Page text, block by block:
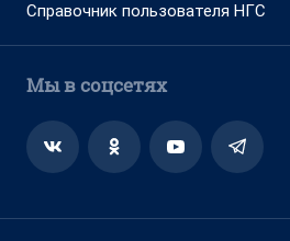
Справочник пользователя НГС
Мы в соцсетях